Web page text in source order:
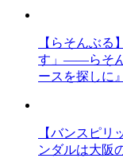
【らそんぶる
す」――らそん
ースを探しに
【バンスピリ
ンダルは大阪